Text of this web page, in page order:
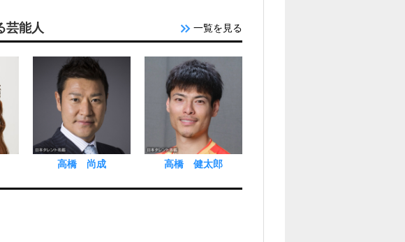
芸能人 一覧を見る
高橋 尚成 高橋 健太郎